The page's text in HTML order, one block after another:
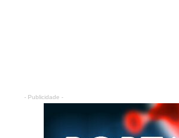
- Publicidade -